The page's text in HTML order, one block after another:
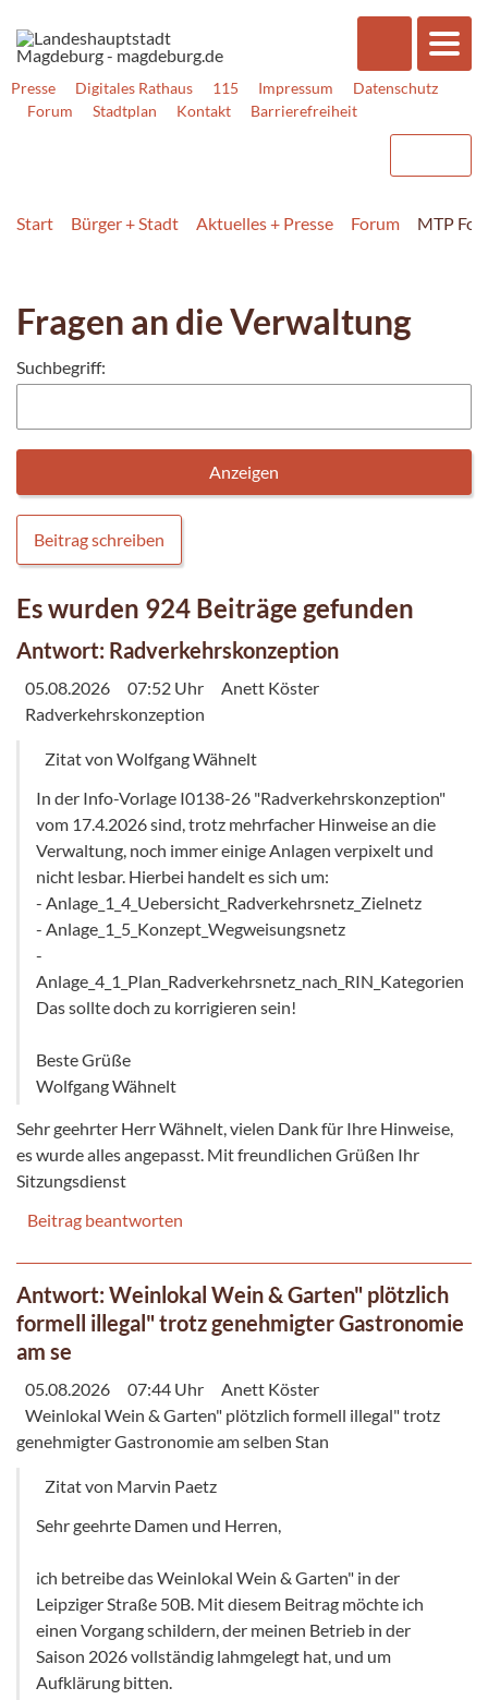
Presse Digitales Rathaus 115 Impressum
Datenschutz
Forum
Stadtplan Kontakt Barrierefreiheit
Start Bürger + Stadt Aktuelles + Presse Forum MTP
Fragen an die Verwaltung
Suchbegriff:
Beitrag schreiben
Es wurden 924 Beiträge gefunden
Antwort: Radverkehrskonzeption
05.08.2026 07:52 Uhr
Anett Köster
Radverkehrskonzeption
Zitat von Wolfgang Wähnelt
In der Info-Vorlage I0138-26 "Radverkehrskonzeption"
vom 17.4.2026 sind, trotz mehrfacher Hinweise an die
Verwaltung, noch immer einige Anlagen verpixelt und
nicht lesbar. Hierbei handelt es sich um:
- Anlage_1_4_Uebersicht_Radverkehrsnetz_Zielnetz
- Anlage_1_5_Konzept_Wegweisungsnetz
-
Anlage_4_1_Plan_Radverkehrsnetz_nach_RIN_Kategorien
Das sollte doch zu korrigieren sein!
Beste Grüße
Wolfgang Wähnelt
Sehr geehrter Herr Wähnelt, vielen Dank für Ihre Hinweise,
es wurde alles angepasst. Mit freundlichen Grüßen Ihr
Sitzungsdienst
Beitrag beantworten
Antwort: Weinlokal Wein & Garten" plötzlich
formell illegal" trotz genehmigter Gastronomie
am se
05.08.2026 07:44 Uhr
Anett Köster
Weinlokal Wein & Garten" plötzlich formell illegal" trotz
genehmigter Gastronomie am selben Stan
Zitat von Marvin Paetz
Sehr geehrte Damen und Herren,
ich betreibe das Weinlokal Wein & Garten" in der
Leipziger Straße 50B. Mit diesem Beitrag möchte ich
einen Vorgang schildern, der meinen Betrieb in der
Saison 2026 vollständig lahmgelegt hat, und um
Aufklärung bitten.